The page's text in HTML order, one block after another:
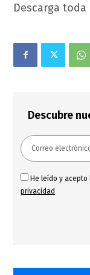
Descarga
Descubre
He leído y acepto
privacidad